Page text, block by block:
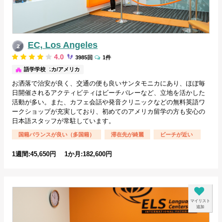
EC, Los Angeles
4.0
サンタモニカ/アメリカ
語学学校
3985回 1件
お洒落で治安が良く、交通の便も良いサンタモニカにあり、ほぼ毎
日開催されるアクティビティはビーチバレーなど、立地を活かした
活動が多い。また、カフェ会話や発音クリニックなどの無料英語ワ
ークショップが充実しており、初めてのアメリカ留学の方も安心の
日本語スタッフが常駐しています。
国籍バランスが良い（多国籍） 滞在先が綺麗 ビーチが近い
1週間:45,650円 1か月:182,600円
マイリスト
追加